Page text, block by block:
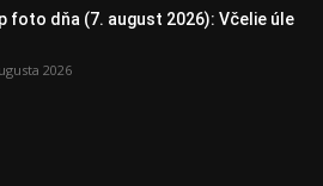
foto dňa (7. august 2026): Včelie úle
2026